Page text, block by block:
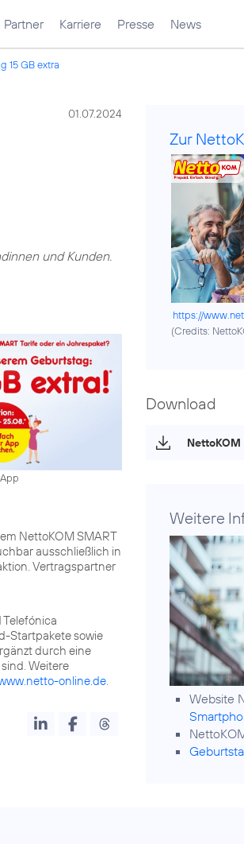
Partner Karriere Presse News
15 GB extra
01.07.2024
und Kunden.
NettoKOM SMART
ausschließlich in
Vertragspartner
Startpakete sowie
durch eine
Weitere
online.de
Zur
https://
(Credits:
Download
Weitere
Website